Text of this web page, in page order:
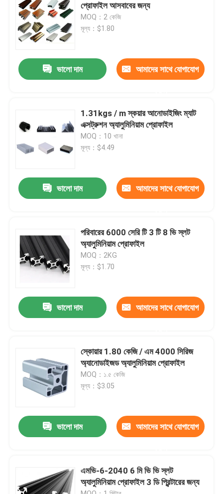
পণ্য
আমাদের সম্পর্কে
কারখানা ভ্রমণ
যোগাযোগ করুন
উদ্ধৃতির জন্য আবেদন
শিল্প অ্যালুমিনিয়াম প্রোফাইল
ভি স্লট অ্যালুমিনিয়াম প্রোফাইল
প্রোফাইল আসবাবের জন্য
MOQ：2 কেজি
মূল্য：$1.80
ভালো দাম আমাদের সাথে যোগাযোগ
1.31kgs / m স্কয়ার আনোডাইজিং ম্যাট
এক্সট্রুশন অ্যালুমিনিয়াম প্রোফাইল
MOQ：10 খানা
মূল্য：$4.49
ভালো দাম আমাদের সাথে যোগাযোগ
পরিবারের 6000 সেরি টি 3 টি 8 ভি স্লট
অ্যালুমিনিয়াম প্রোফাইল
MOQ：2KG
মূল্য：$1.70
ভালো দাম আমাদের সাথে যোগাযোগ
স্কোয়ার 1.80 কেজি / এম 4000 সিরিজ
অ্যানোডাইজড অ্যালুমিনিয়াম প্রোফাইল
MOQ：১.৫ কেজি
মূল্য：$3.05
ভালো দাম আমাদের সাথে যোগাযোগ
এমভি-6-2040 6 মি ভি ভি স্লট
অ্যালুমিনিয়াম প্রোফাইল 3 ডি প্রিন্টারের জন্য